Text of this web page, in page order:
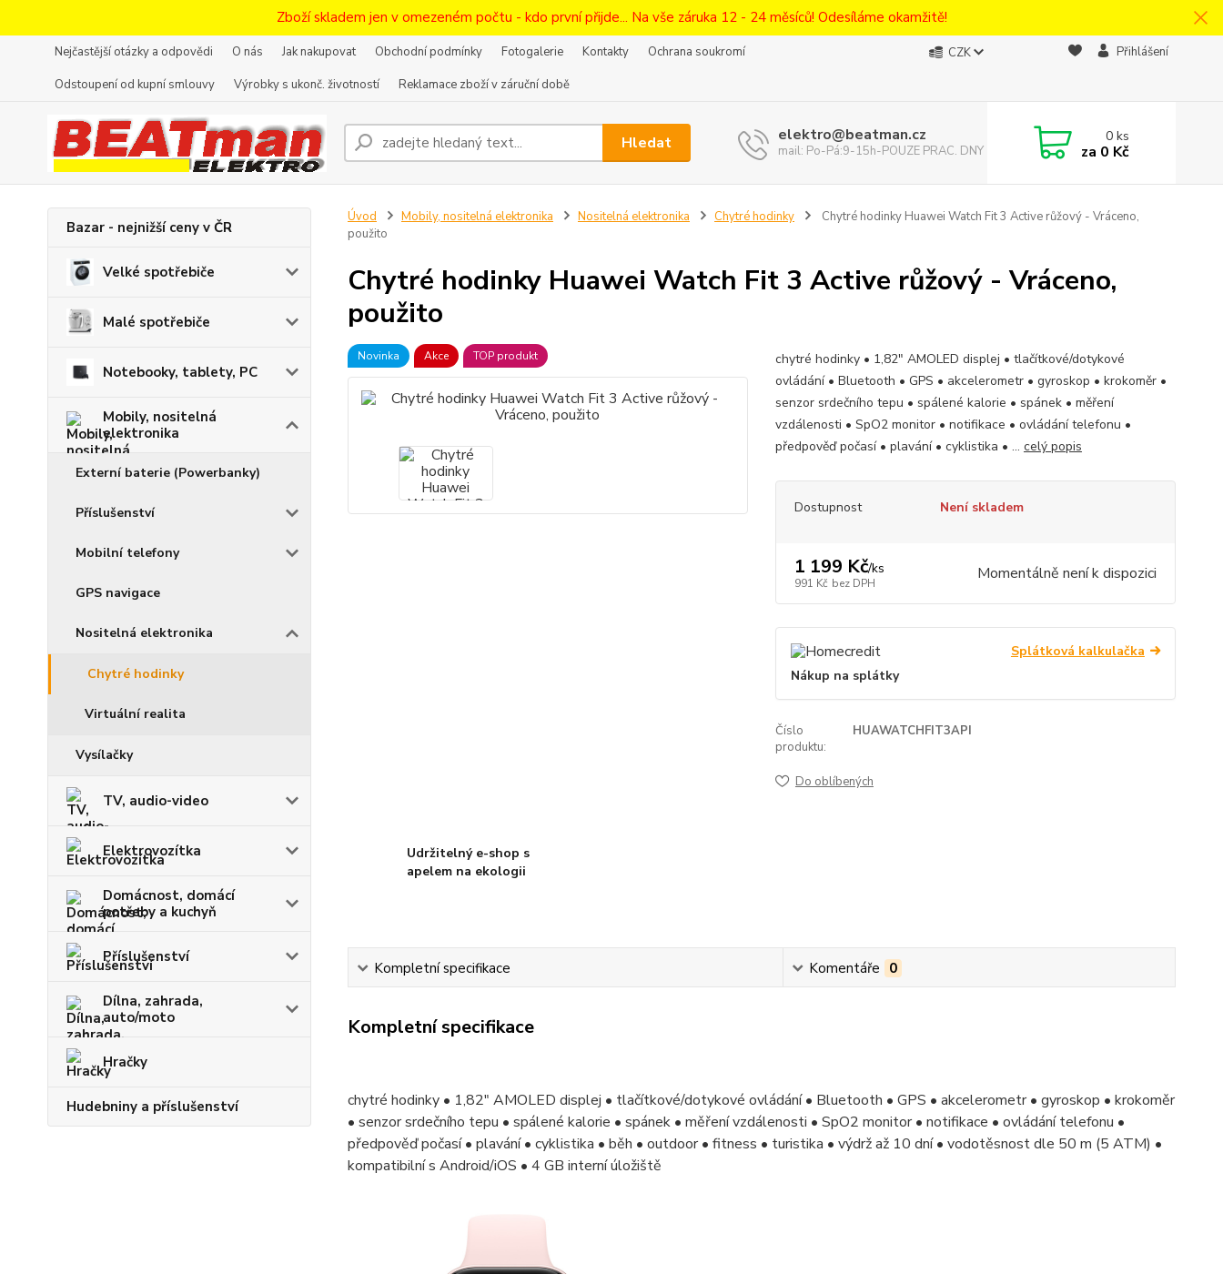
Zboží skladem jen v omezeném počtu - kdo první přijde... Na vše záruka 12 - 24 měsíců! Odesíláme okamžitě!
Nejčastější otázky a odpovědi O nás Jak nakupovat Obchodní podmínky Fotogalerie Kontakty
Ochrana soukromí
Odstoupení od kupní smlouvy
Výrobky s ukonč. životností Reklamace zboží v záruční době
CZK Přihlášení
Hledat elektro@beatman.cz
mail: Po-Pá:9-15h-POUZE PRAC. DNY
0ks
za 0 Kč
Bazar - nejnižší ceny v ČR
Velké spotřebiče
Malé spotřebiče
Notebooky, tablety, PC
Mobily, nositelná
elektronika
Externí baterie (Powerbanky)
Příslušenství
Mobilní telefony
GPS navigace
Nositelná elektronika
Chytré hodinky
Virtuální realita
Vysílačky
TV, audio-video
Elektrovozítka
Domácnost, domácí
potřeby a kuchyň
Příslušenství
Dílna, zahrada,
auto/moto
Hračky
Hudebniny a příslušenství
Úvod Mobily, nositelná elektronika Nositelná elektronika Chytré hodinky
Chytré hodinky Huawei Watch Fit 3 Active růžový - Vráceno,
použito
Chytré hodinky Huawei Watch Fit 3 Active růžový - Vráceno,
použito
Novinka Akce TOP produkt
chytré hodinky • 1,82" AMOLED displej • tlačítkové/dotykové
ovládání • Bluetooth • GPS • akcelerometr • gyroskop • krokoměr •
senzor srdečního tepu • spálené kalorie • spánek • měření
vzdálenosti • SpO2 monitor • notifikace • ovládání telefonu •
předpověď počasí • plavání • cyklistika • ... celý popis
Dostupnost Není skladem
1 199 Kč/ks
991 Kč bez DPH Momentálně není k dispozici
Splátková kalkulačka
Nákup na splátky
Číslo
produktu:
HUAWATCHFIT3API
Do oblíbených
Udržitelný e-shop s
apelem na ekologii
Kompletní specifikace Komentáře 0
Kompletní specifikace
chytré hodinky • 1,82" AMOLED displej • tlačítkové/dotykové ovládání • Bluetooth • GPS • akcelerometr • gyroskop • krokoměr
• senzor srdečního tepu • spálené kalorie • spánek • měření vzdálenosti • SpO2 monitor • notifikace • ovládání telefonu •
předpověď počasí • plavání • cyklistika • běh • outdoor • fitness • turistika • výdrž až 10 dní • vodotěsnost dle 50 m (5 ATM) •
kompatibilní s Android/iOS • 4 GB interní úložiště